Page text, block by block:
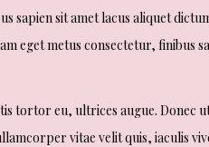
sapien sit amet lacus aliquet
eget metus consectetur, finibus
tortor eu, ultrices augue. Donec
vitae velit quis, iaculis